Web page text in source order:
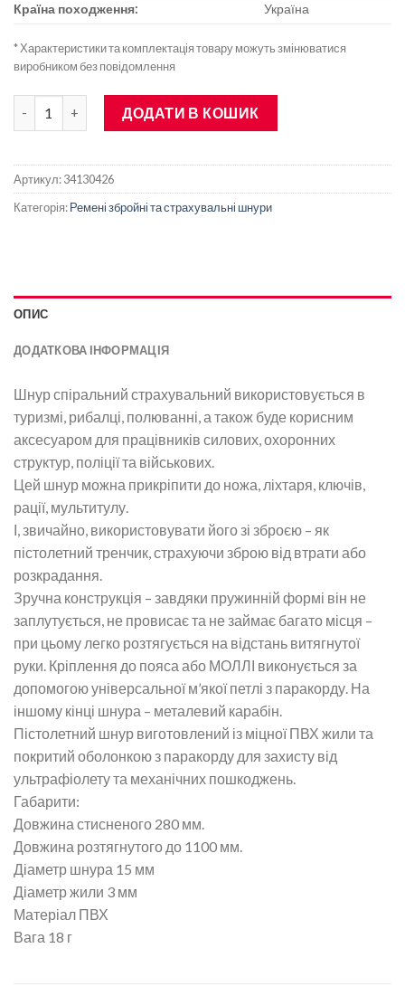
Країна походження:
Україна
* Характеристики та комплектація товару можуть змінюватися
виробником без повідомлення
Шнур кручений страхувальний з універсальною м'якою
ДОДАТИ В КОШИК
Артикул:34130426
Категорія:Ремені збройні та страхувальні шнури
ОПИС
ДОДАТКОВА ІНФОРМАЦІЯ
Шнур спіральний страхувальний використовується в
туризмі, рибалці, полюванні, а також буде корисним
аксесуаром для працівників силових, охоронних
структур, поліції та військових.
Цей шнур можна прикріпити до ножа, ліхтаря, ключів,
рації, мультитулу.
І, звичайно, використовувати його зі зброєю – як
пістолетний тренчик, страхуючи зброю від втрати або
розкрадання.
Зручна конструкція – завдяки пружинній формі він не
заплутується, не провисає та не займає багато місця –
при цьому легко розтягується на відстань витягнутої
руки. Кріплення до пояса або МОЛЛІ виконується за
допомогою універсальної м’якої петлі з паракорду. На
іншому кінці шнура – металевий карабін.
Пістолетний шнур виготовлений із міцної ПВХ жили та
покритий оболонкою з паракорду для захисту від
ультрафіолету та механічних пошкоджень.
Габарити:
Довжина стисненого 280 мм.
Довжина розтягнутого до 1100 мм.
Діаметр шнура 15 мм
Діаметр жили 3 мм
Матеріал ПВХ
Вага 18 г